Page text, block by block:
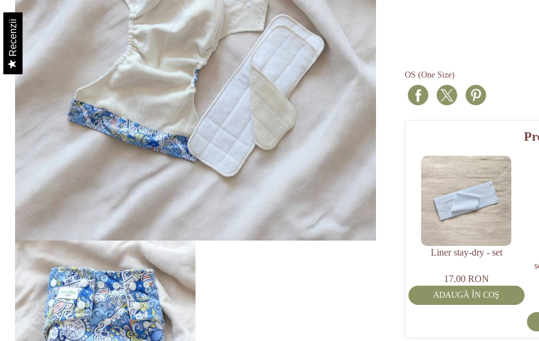
OS (One Size)
Liner stay-dry - set
17.00 RON
ADAUGĂ ÎN COŞ
Recenzii